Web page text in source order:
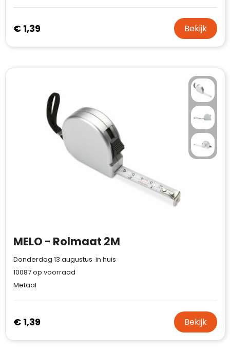
€ 1,39 Bekijk
MELO - Rolmaat 2M
Donderdag 13 augustus in huis
10087op voorraad
Metaal
€ 1,39 Bekijk